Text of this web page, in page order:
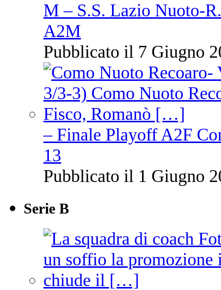
M – S.S. Lazio Nuoto-
A2M
Pubblicato il 7 Giugno
– Finale Playoff A2F
13
Pubblicato il 1 Giugno
Serie B